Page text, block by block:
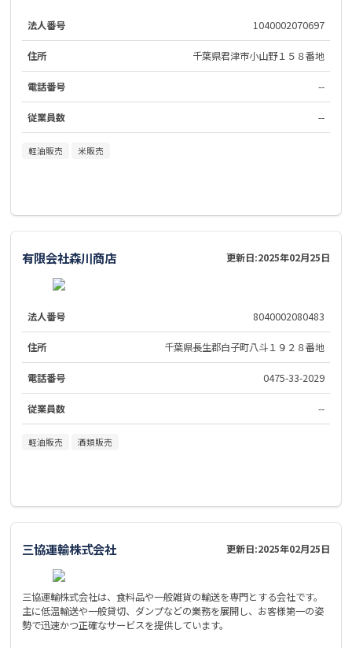
法人番号 1040002070697
住所 千葉県君津市小山野１５８番地
電話番号 --
従業員数 --
軽油販売 米販売
有限会社森川商店 更新日:2025年02月25日
法人番号 8040002080483
住所 千葉県長生郡白子町八斗１９２８番地
電話番号 0475-33-2029
従業員数 --
軽油販売 酒類販売
三協運輸株式会社 更新日:2025年02月25日
三協運輸株式会社は、食料品や一般雑貨の輸送を専門とする会社です。
主に低温輸送や一般貸切、ダンプなどの業務を展開し、お客様第一の姿
勢で迅速かつ正確なサービスを提供しています。